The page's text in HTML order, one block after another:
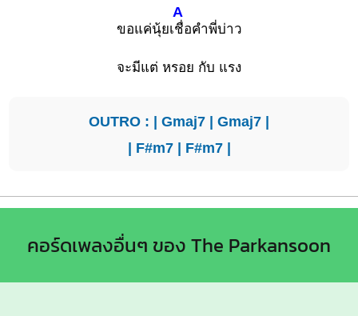
ขอแค่นุ้ยเ
A
ชื่อคำพี่บ่าว
จะมีแต่ หรอย กับ แรง
OUTRO : | Gmaj7 | Gmaj7 |
| F#m7| F#m7|
คอร์ดเพลงอื่นๆ ของ The Parkansoon